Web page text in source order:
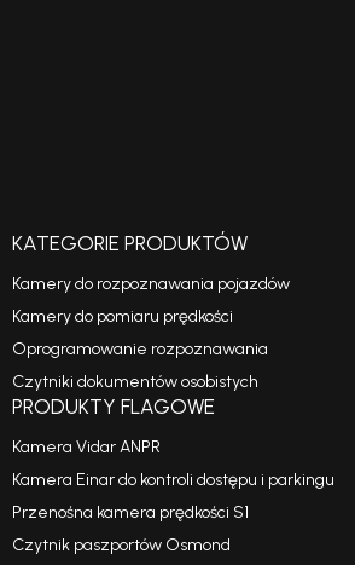
KATEGORIE PRODUKTÓW
Kamery do rozpoznawania pojazdów
Kamery do pomiaru prędkości
Oprogramowanie rozpoznawania
Czytniki dokumentów osobistych
PRODUKTY FLAGOWE
Kamera Vidar ANPR
Kamera Einar do kontroli dostępu i parkingu
Przenośna kamera prędkości S1
Czytnik paszportów Osmond